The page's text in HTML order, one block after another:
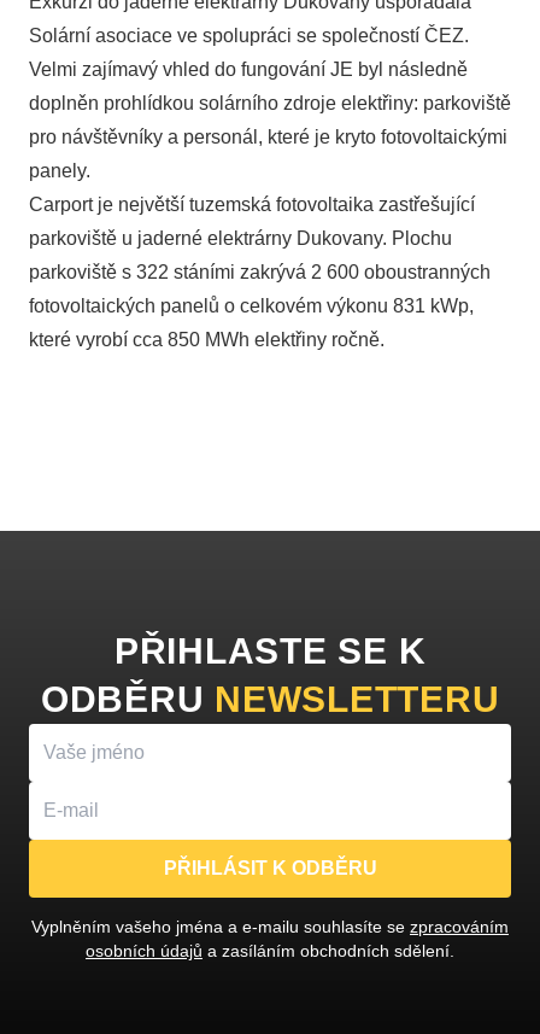
Solární asociace ve spolupráci se společností ČEZ.
Velmi zajímavý vhled do fungování JE byl následně
doplněn prohlídkou solárního zdroje elektřiny: parkoviště
pro návštěvníky a personál, které je kryto fotovoltaickými
panely.
Carport je největší tuzemská fotovoltaika zastřešující
parkoviště u jaderné elektrárny Dukovany. Plochu
parkoviště s 322 stáními zakrývá 2 600 oboustranných
fotovoltaických panelů o celkovém výkonu 831 kWp,
které vyrobí cca 850 MWh elektřiny ročně.
PŘIHLASTE SE K
ODBĚRU NEWSLETTERU
PŘIHLÁSIT K ODBĚRU
Vyplněním vašeho jména a e-mailu souhlasíte se zpracováním
osobních údajů a zasíláním obchodních sdělení.